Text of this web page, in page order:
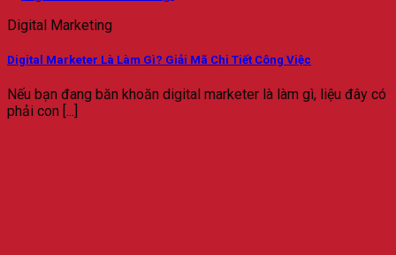
Digital Marketing
Digital Marketer Là Làm Gì? Giải Mã Chi Tiết Công Việc
Nếu bạn đang băn khoăn digital marketer là làm gì, liệu đây có
phải con [...]